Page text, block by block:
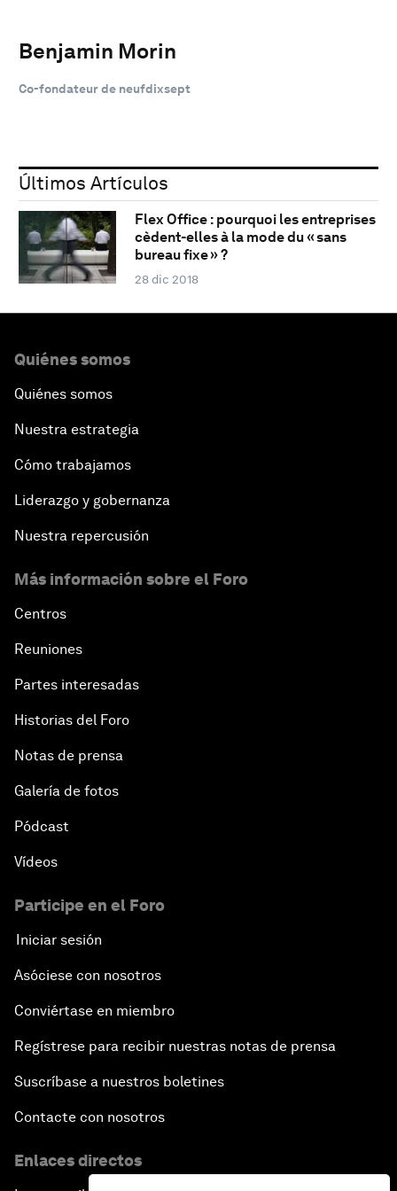
Benjamin Morin
Co-fondateur de neufdixsept
Últimos Artículos
Flex Office : pourquoi les entreprises
cèdent-elles à la mode du « sans
bureau fixe » ?
28 dic 2018
Quiénes somos
Quiénes somos
Nuestra estrategia
Cómo trabajamos
Liderazgo y gobernanza
Nuestra repercusión
Más información sobre el Foro
Centros
Reuniones
Partes interesadas
Historias del Foro
Notas de prensa
Galería de fotos
Pódcast
Vídeos
Participe en el Foro
Iniciar sesión
Asóciese con nosotros
Conviértase en miembro
Regístrese para recibir nuestras notas de prensa
Suscríbase a nuestros boletines
Contacte con nosotros
Enlaces directos